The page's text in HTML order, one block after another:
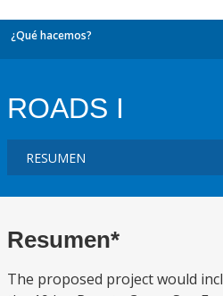
¿Qué hacemos?
ROADS I
Resumen*
The proposed project would